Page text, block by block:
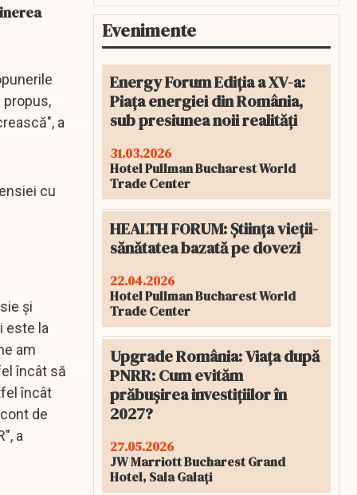
propus,
a
cu
şi
este la
am
încât să
încât
de
a
Evenimente
Energy Forum Ediția a XV-a:
Piața energiei din România,
sub presiunea noii realități
31.03.2026
Hotel Pullman Bucharest World
Trade Center
HEALTH FORUM: Știința vieții-
sănătatea bazată pe dovezi
22.04.2026
Hotel Pullman Bucharest World
Trade Center
Upgrade România: Viața după
PNRR: Cum evităm
prăbușirea investițiilor în
2027?
27.05.2026
JW Marriott Bucharest Grand
Hotel, Sala Galați